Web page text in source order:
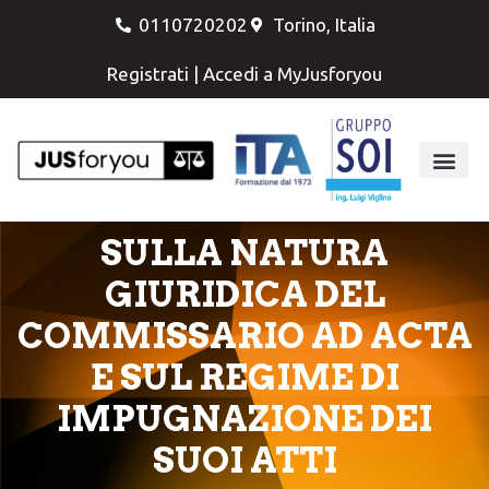
0110720202 Torino, Italia
Registrati | Accedi a MyJusforyou
SULLA NATURA
GIURIDICA DEL
COMMISSARIO AD ACTA
E SUL REGIME DI
IMPUGNAZIONE DEI
SUOI ATTI